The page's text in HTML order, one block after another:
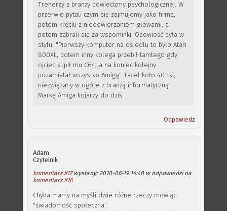
Trenerzy z branży powiedzmy psychologicznej. W
przerwie pytali czym się zajmujemy jako firma,
potem kręcili z niedowierzaniem głowami, a
potem zabrali się za wspominki. Opowieść była w
stylu. "Pierwszy komputer na osiedlu to było Atari
800XL, potem inny kolega przebił tamtego gdy
ojciec kupił mu C64, a na koniec kolejny
pozamiatał wszystko Amigą". Facet koło 40-tki,
niezwiązany w ogóle z branżą informatyczną.
Markę Amiga kojarzy do dziś.
Odpowiedz
Adam
Czytelnik
komentarz #17wysłany: 2010-06-19 14:40 w odpowiedzi na
komentarz #16
Chyba mamy na myśli dwie różne rzeczy mówiąc
"świadomość społeczna".